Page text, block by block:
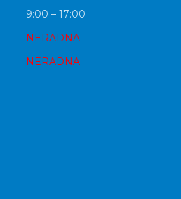
9:00 – 17:00
NERADNA
NERADNA